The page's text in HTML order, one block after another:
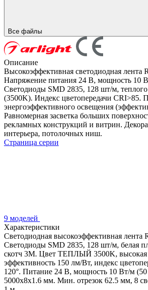
Все файлы
Описание
Высокоэффективная светодиодная лента
Напряжение питания 24 В, мощность 10
Светодиоды SMD 2835, 128 шт/м, теплого
(3500K). Индекс цветопередачи CRI>85.
энергоэффективного освещения
Равномерная засветка больших
рекламных конструкций и витрин.
интерьера, потолочных ниш.
Страница серии
9 моделей
Характеристики
Светодиодная высокоэффективная лента
Светодиоды SMD 2835, 128 шт/м, белая
скотч 3M. Цвет ТЕПЛЫЙ 3500K, высокая
эффективность 150 лм/Вт, индекс
120°. Питание 24 В, мощность 10 Вт/м
5000x8x1.6 мм. Мин. отрезок 62.5 мм, 8